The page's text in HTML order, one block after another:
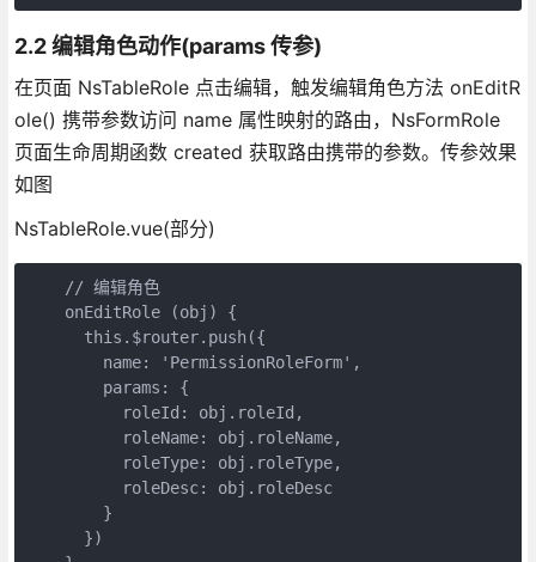
2.2 编辑角色动作(params 传参)
在页面 NsTableRole 点击编辑，触发编辑角色方法 onEditR
ole() 携带参数访问 name 属性映射的路由，NsFormRole
页面生命周期函数 created 获取路由携带的参数。传参效果
如图
NsTableRole.vue(部分)
    // 编辑角色
    onEditRole (obj) {
      this.$router.push({
        name: 'PermissionRoleForm',
        params: {
          roleId: obj.roleId,
          roleName: obj.roleName,
          roleType: obj.roleType,
          roleDesc: obj.roleDesc
        }
      })